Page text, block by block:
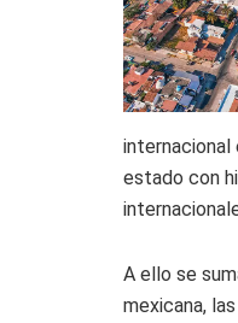
internacional
estado con
A ello se
mexicana,